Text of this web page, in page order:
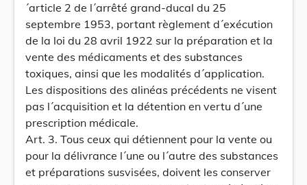
´article 2 de l´arrêté grand-ducal du 25
septembre 1953, portant règlement d´exécution
de la loi du 28 avril 1922 sur la préparation et la
vente des médicaments et des substances
toxiques, ainsi que les modalités d´application.
Les dispositions des alinéas précédents ne visent
pas l´acquisition et la détention en vertu d´une
prescription médicale.
Art. 3. Tous ceux qui détiennent pour la vente ou
pour la délivrance l´une ou l´autre des substances
et préparations susvisées, doivent les conserver